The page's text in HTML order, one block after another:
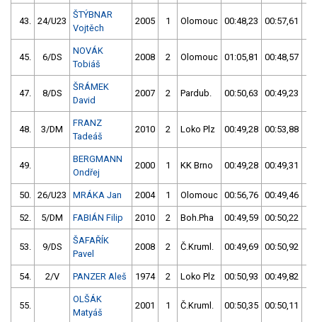
43. 24/U23
ŠTÝBNAR
Vojtěch
2005 1 Olomouc 00:48,23 00:57,61
45. 6/DS
NOVÁK
Tobiáš
2008 2 Olomouc 01:05,81 00:48,57
47. 8/DS
ŠRÁMEK
David
2007 2 Pardub. 00:50,63 00:49,23
48. 3/DM
FRANZ
Tadeáš
2010 2 Loko Plz 00:49,28 00:53,88
49.
BERGMANN
Ondřej
2000 1 KK Brno 00:49,28 00:49,31
50. 26/U23 MRÁKA Jan 2004 1 Olomouc 00:56,76 00:49,46
52. 5/DM FABIÁN Filip 2010 2 Boh.Pha 00:49,59 00:50,22
53. 9/DS
ŠAFAŘÍK
Pavel
2008 2 Č.Kruml. 00:49,69 00:50,92
54. 2/V PANZER Aleš 1974 2 Loko Plz 00:50,93 00:49,82
55.
OLŠÁK
Matyáš
2001 1 Č.Kruml. 00:50,35 00:50,11